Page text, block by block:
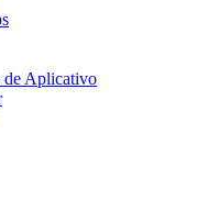
de Aplicativo